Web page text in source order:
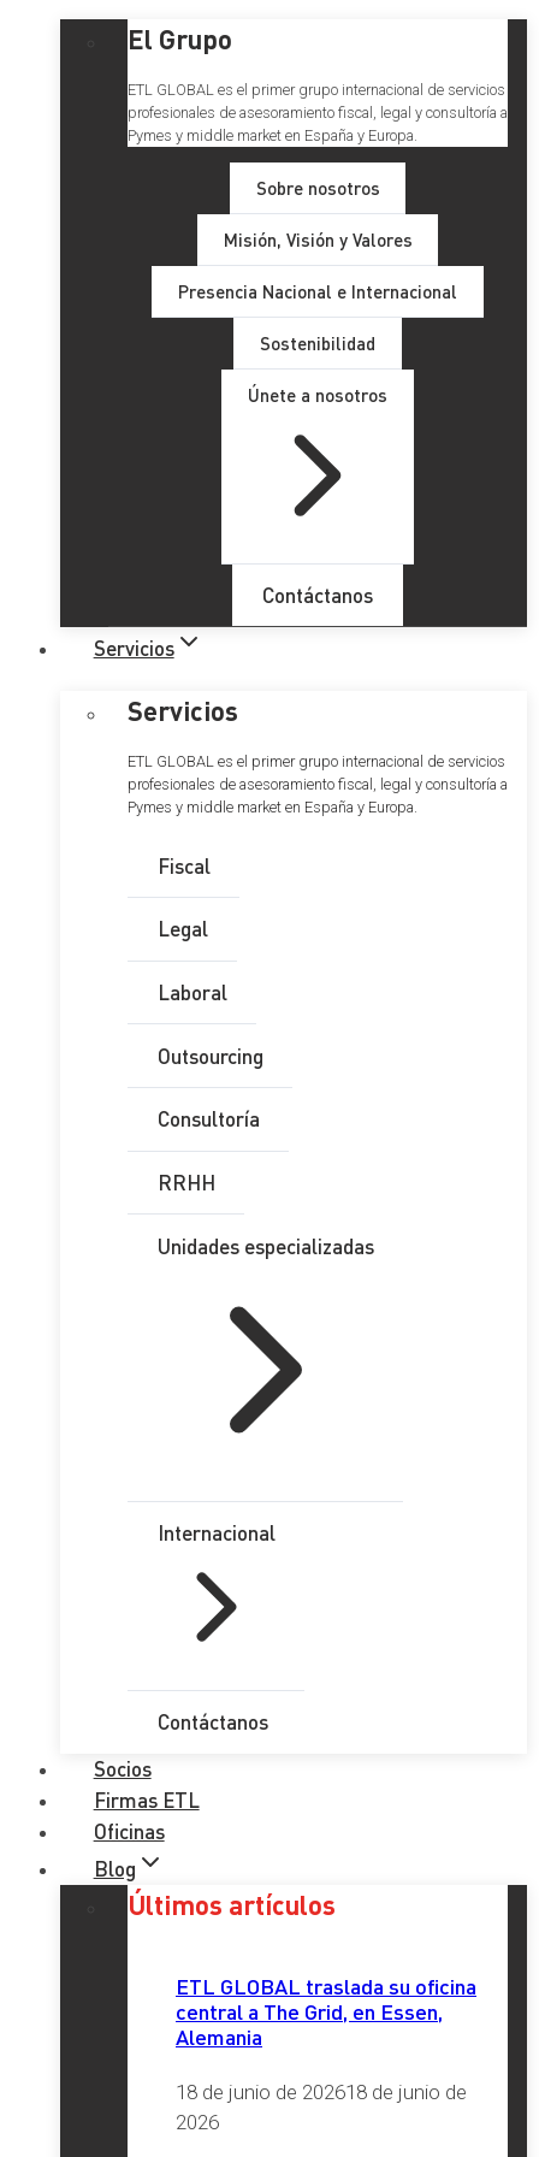
El Grupo
ETL GLOBAL es el primer grupo internacional de servicios
profesionales de asesoramiento fiscal, legal y consultoría a
Pymes y middle market en España y Europa.
Sobre nosotros
Misión, Visión y Valores
Presencia Nacional e Internacional
Sostenibilidad
Únete a nosotros
Contáctanos
Servicios
Servicios
ETL GLOBAL es el primer grupo internacional de servicios
profesionales de asesoramiento fiscal, legal y consultoría a
Pymes y middle market en España y Europa.
Fiscal
Legal
Laboral
Outsourcing
Consultoría
RRHH
Unidades especializadas
Internacional
Contáctanos
Socios
Firmas ETL
Oficinas
Blog
Últimos artículos
ETL GLOBAL traslada su oficina
central a The Grid, en Essen,
Alemania
18 de junio de 202618 de junio de
2026